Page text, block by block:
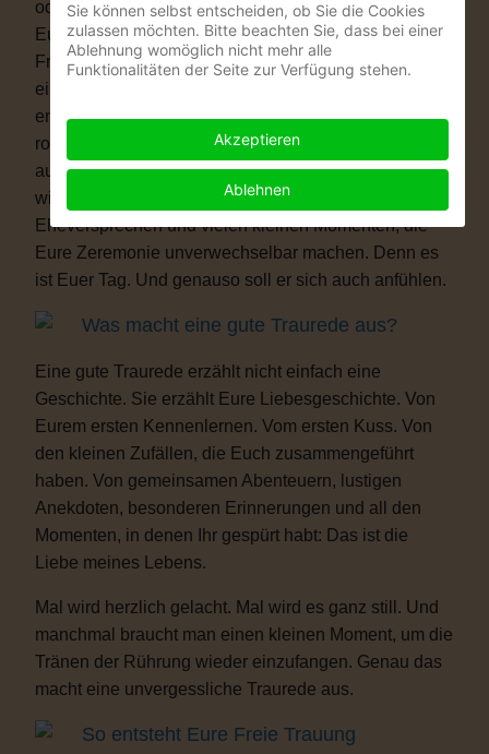
oder zu unpersönlich. Eine Freie Trauung schenkt
Euch genau das, was Ihr Euch wünscht: völlige
Freiheit. Ob auf einer Wiese, am See, im Schloss, in
einer Scheune oder im eigenen Garten – Ihr
entscheidet, wo Ihr Euch das Ja-Wort gebt. Ob
romantisch, modern, elegant, locker, humorvoll oder
außergewöhnlich – Eure Hochzeit darf genauso sein,
wie Ihr seid. Mit persönlichen Ritualen, Eurem
Eheversprechen und vielen kleinen Momenten, die
Eure Zeremonie unverwechselbar machen. Denn es
ist Euer Tag. Und genauso soll er sich auch anfühlen.
Was macht eine gute Traurede aus?
Eine gute Traurede erzählt nicht einfach eine
Geschichte. Sie erzählt Eure Liebesgeschichte. Von
Eurem ersten Kennenlernen. Vom ersten Kuss. Von
den kleinen Zufällen, die Euch zusammengeführt
haben. Von gemeinsamen Abenteuern, lustigen
Anekdoten, besonderen Erinnerungen und all den
Momenten, in denen Ihr gespürt habt: Das ist die
Liebe meines Lebens.
Mal wird herzlich gelacht. Mal wird es ganz still. Und
manchmal braucht man einen kleinen Moment, um die
Tränen der Rührung wieder einzufangen. Genau das
macht eine unvergessliche Traurede aus.
So entsteht Eure Freie Trauung
Sie können selbst entscheiden, ob Sie die Cookies
zulassen möchten. Bitte beachten Sie, dass bei einer
Ablehnung womöglich nicht mehr alle
Funktionalitäten der Seite zur Verfügung stehen.
Akzeptieren
Ablehnen